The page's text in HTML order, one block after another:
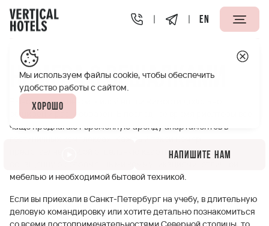
EN
Апарт-отели Vertical
Номера с вешалками
Рынок современной жилой недвижимости довольно
обширен и разнообразен. В последнее время риелторы все
чаще предлагают временную аренду апартаментов в
представляет собой отдельную квартиру, полностью
мебелью и необходимой бытовой техникой.
Если вы приехали в Санкт-Петербург на учебу, в длительную
деловую командировку или хотите детально познакомиться
Мы используем файлы cookie, чтобы обеспечить
удобство работы с сайтом.
Хорошо
Напишите нам